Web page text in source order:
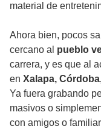
material de
Ahora bien, pocos
cercano al pueblo
carrera, y es que al
en Xalapa,
Ya fuera grabando
masivos o
con amigos o